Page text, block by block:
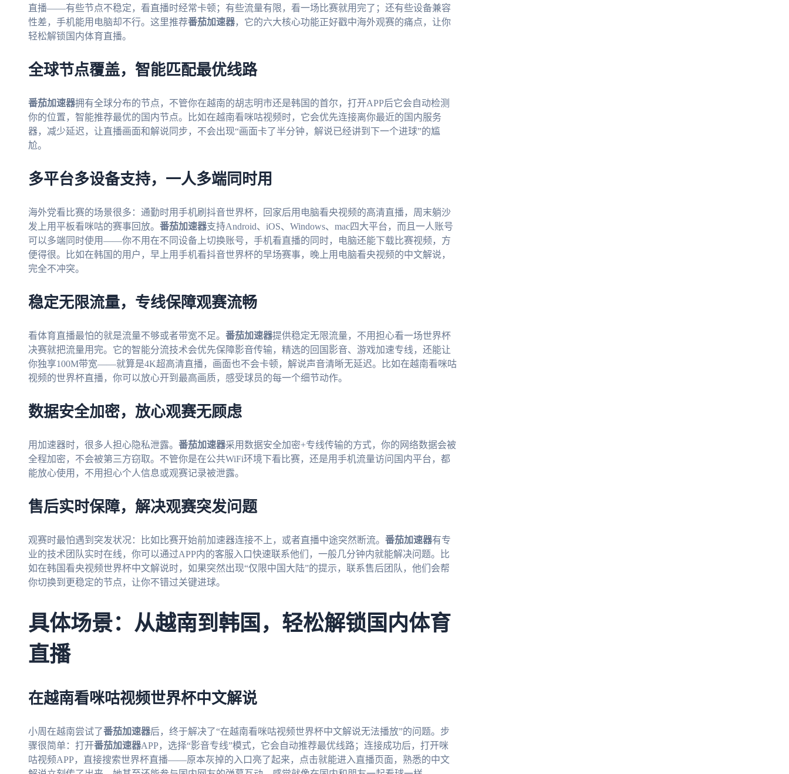
直播——有些节点不稳定，看直播时经常卡顿；有些流量有限，看一场比赛就用完了；还有些设备兼容
性差，手机能用电脑却不行。这里推荐番茄加速器，它的六大核心功能正好戳中海外观赛的痛点，让你
轻松解锁国内体育直播。
全球节点覆盖，智能匹配最优线路
番茄加速器拥有全球分布的节点，不管你在越南的胡志明市还是韩国的首尔，打开APP后它会自动检测
你的位置，智能推荐最优的国内节点。比如在越南看咪咕视频时，它会优先连接离你最近的国内服务
器，减少延迟，让直播画面和解说同步，不会出现“画面卡了半分钟，解说已经讲到下一个进球”的尴
尬。
多平台多设备支持，一人多端同时用
海外党看比赛的场景很多：通勤时用手机刷抖音世界杯，回家后用电脑看央视频的高清直播，周末躺沙
发上用平板看咪咕的赛事回放。 番茄加速器支持Android、iOS、Windows、mac四大平台，而且一人账号
可以多端同时使用——你不用在不同设备上切换账号，手机看直播的同时，电脑还能下载比赛视频，方
便得很。比如在韩国的用户，早上用手机看抖音世界杯的早场赛事，晚上用电脑看央视频的中文解说，
完全不冲突。
稳定无限流量，专线保障观赛流畅
看体育直播最怕的就是流量不够或者带宽不足。 番茄加速器提供稳定无限流量，不用担心看一场世界杯
决赛就把流量用完。它的智能分流技术会优先保障影音传输，精选的回国影音、游戏加速专线，还能让
你独享100M带宽——就算是4K超高清直播，画面也不会卡顿，解说声音清晰无延迟。比如在越南看咪咕
视频的世界杯直播，你可以放心开到最高画质，感受球员的每一个细节动作。
数据安全加密，放心观赛无顾虑
用加速器时，很多人担心隐私泄露。 番茄加速器采用数据安全加密+专线传输的方式，你的网络数据会被
全程加密，不会被第三方窃取。不管你是在公共WiFi环境下看比赛，还是用手机流量访问国内平台，都
能放心使用，不用担心个人信息或观赛记录被泄露。
售后实时保障，解决观赛突发问题
观赛时最怕遇到突发状况：比如比赛开始前加速器连接不上，或者直播中途突然断流。 番茄加速器有专
业的技术团队实时在线，你可以通过APP内的客服入口快速联系他们，一般几分钟内就能解决问题。比
如在韩国看央视频世界杯中文解说时，如果突然出现“仅限中国大陆”的提示，联系售后团队，他们会帮
你切换到更稳定的节点，让你不错过关键进球。
具体场景：从越南到韩国，轻松解锁国内体育
直播
在越南看咪咕视频世界杯中文解说
小周在越南尝试了番茄加速器后，终于解决了“在越南看咪咕视频世界杯中文解说无法播放”的问题。步
骤很简单：打开番茄加速器APP，选择“影音专线”模式，它会自动推荐最优线路；连接成功后，打开咪
咕视频APP，直接搜索世界杯直播——原本灰掉的入口亮了起来，点击就能进入直播页面，熟悉的中文